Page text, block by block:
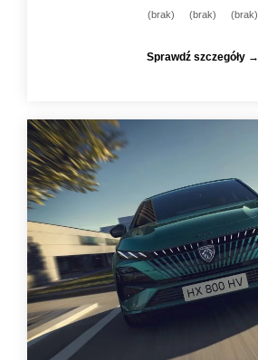
(brak) (brak) (brak)
Sprawdź szczegóły →